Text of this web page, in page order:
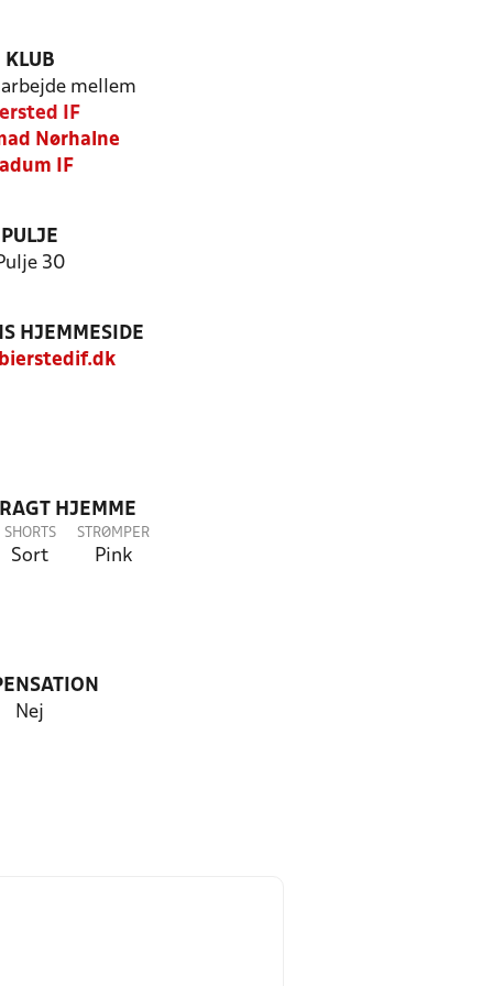
KLUB
mellem
IF
Nørhalne
IF
PULJE
30
HJEMMESIDE
HJEMME
SHORTS
Sort
STRØMPER
Pink
Nej